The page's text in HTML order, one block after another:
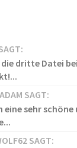
dritte Datei
SAGT:
eine sehr
SAGT: